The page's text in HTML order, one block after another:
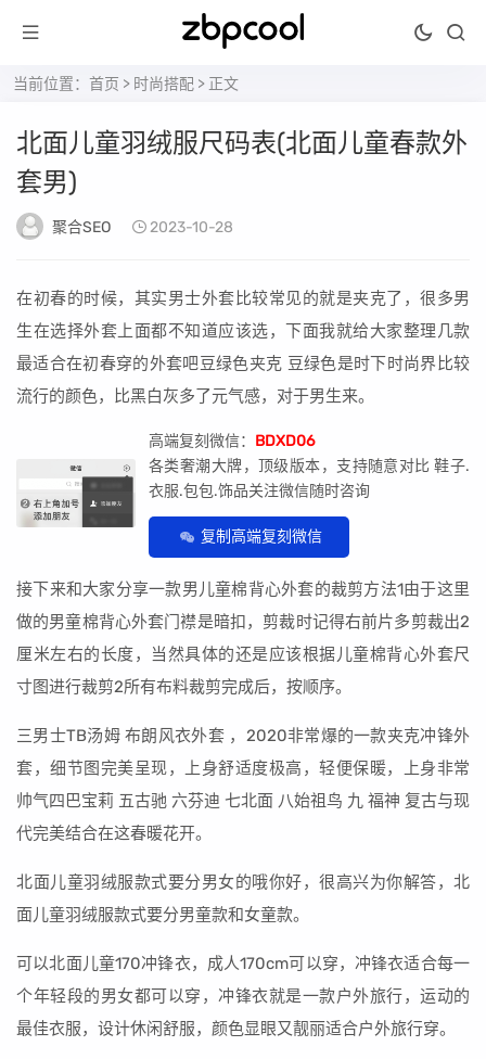
当前位置： 首页 > 时尚搭配 > 正文
北面儿童羽绒服尺码表(北面儿童春款外
套男)
聚合SEO 2023-10-28
在初春的时候，其实男士外套比较常见的就是夹克了，很多男
生在选择外套上面都不知道应该选，下面我就给大家整理几款
最适合在初春穿的外套吧豆绿色夹克 豆绿色是时下时尚界比较
流行的颜色，比黑白灰多了元气感，对于男生来。
高端复刻微信： BDXD06
各类奢潮大牌，顶级版本，支持随意对比 鞋子.
衣服.包包.饰品关注微信随时咨询
复制高端复刻微信
接下来和大家分享一款男儿童棉背心外套的裁剪方法1由于这里
做的男童棉背心外套门襟是暗扣，剪裁时记得右前片多剪裁出2
厘米左右的长度，当然具体的还是应该根据儿童棉背心外套尺
寸图进行裁剪2所有布料裁剪完成后，按顺序。
三男士TB汤姆 布朗风衣外套 ，2020非常爆的一款夹克冲锋外
套，细节图完美呈现，上身舒适度极高，轻便保暖，上身非常
帅气四巴宝莉 五古驰 六芬迪 七北面 八始祖鸟 九 福神 复古与现
代完美结合在这春暖花开。
北面儿童羽绒服款式要分男女的哦你好，很高兴为你解答，北
面儿童羽绒服款式要分男童款和女童款。
可以北面儿童170冲锋衣，成人170cm可以穿，冲锋衣适合每一
个年轻段的男女都可以穿，冲锋衣就是一款户外旅行，运动的
最佳衣服，设计休闲舒服，颜色显眼又靓丽适合户外旅行穿。